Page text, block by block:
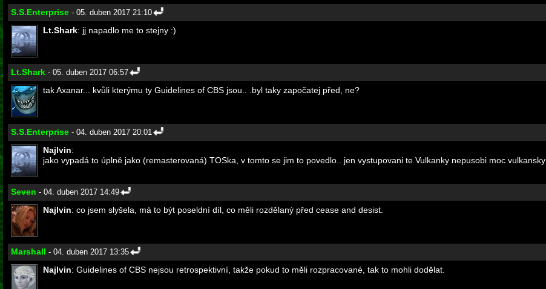
S.S.Enterprise - 05. duben 2017 21:10
Lt.Shark: jj napadlo me to stejny :)
Lt.Shark - 05. duben 2017 06:57
tak Axanar... kvůli kterýmu ty Guidelines of CBS jsou.. .byl taky započatej před, ne?
S.S.Enterprise - 04. duben 2017 20:01
Najlvin:
jako vypadá to úplně jako (remasterovaná) TOSka, v tomto se jim to povedlo.. jen vystupovani te Vulkanky nepusobi moc vulkansky
Seven - 04. duben 2017 14:49
Najlvin: co jsem slyšela, má to být poseldní díl, co měli rozdělaný před cease and desist.
Marshall - 04. duben 2017 13:35
Najlvin: Guidelines of CBS nejsou retrospektivní, takže pokud to měli rozpracované, tak to mohli dodělat.